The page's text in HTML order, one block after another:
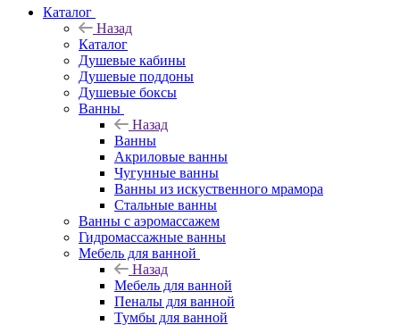
Каталог
Назад
Каталог
Душевые кабины
Душевые поддоны
Душевые боксы
Ванны
Назад
Ванны
Акриловые ванны
Чугунные ванны
Ванны из искуственного мрамора
Стальные ванны
Ванны с аэромассажем
Гидромассажные ванны
Мебель для ванной
Назад
Мебель для ванной
Пеналы для ванной
Тумбы для ванной